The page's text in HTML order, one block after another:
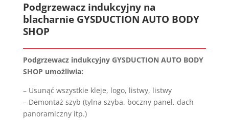
Podgrzewacz indukcyjny na
blacharnieGYSDUCTION AUTO BODY
SHOP
Podgrzewacz indukcyjny GYSDUCTION AUTO BODY
SHOP umożliwia:
– Usunąć wszystkie kleje, logo, listwy, listwy
– Demontaż szyb (tylna szyba, boczny panel, dach
panoramiczny itp.)